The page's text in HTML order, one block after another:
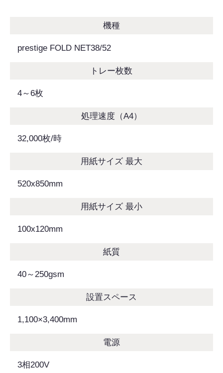
機種
prestige FOLD NET38/52
トレー枚数
4～6枚
処理速度（A4）
32,000枚/時
用紙サイズ 最大
520x850mm
用紙サイズ 最小
100x120mm
紙質
40～250gsm
設置スペース
1,100×3,400mm
電源
3相200V